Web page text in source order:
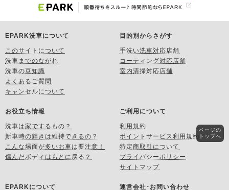
EPARK洗車について
このサイトについて
洗車までのながれ
洗車の豆知識
よくあるご質問
キャンセルについて
目的別からさがす
手洗い洗車対応店舗
コーティング対応店舗
室内清掃対応店舗
お役立ち情報
洗車は家でするもの？
新車時の輝きは維持できるの？
こんな場面が多いお車は要注意！
傷んだボディはもとに戻る？
ご利用について
利用規約
ポイントサービス利用規約
特定商取引について
プライバシーポリシー
サイトマップ
EPARKについて 運営会社･お問い合わせ
ページの
トップへ